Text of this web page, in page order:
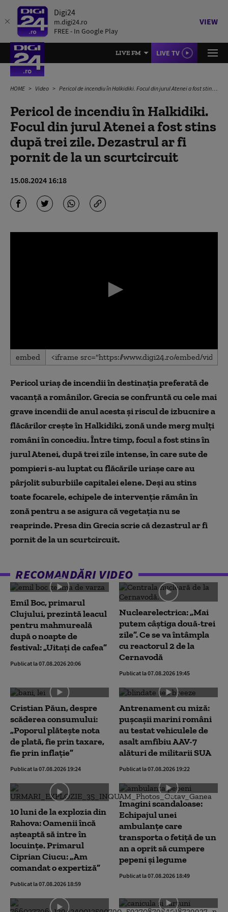
Digi24
m.digi24.ro
FREE - In Google Play
VIEW
LIVE FM LIVE TV
HOME Video Pericol de incendiu în Halkidiki. Focul din jurul Atenei a fost stins după trei zile. Dezastrul ar fi pornit de la un scurtcircuit
Pericol de incendiu în Halkidiki.
Focul din jurul Atenei a fost stins
după trei zile. Dezastrul ar fi
pornit de la un scurtcircuit
15.08.2024 16:18
0
seconds
seconds
embed
Pericol uriaș de incendii în destinația preferată de
vacanță a românilor. Grecia se confruntă cu cele mai
grave incendii de anul acesta și riscul de izbucnire a
flăcărilor crește în Halkidiki, zonă unde merg mulți
români în concediu. Între timp, focul a fost stins în
jurul Atenei, după trei zile intense, în care sute de
pompieri s-au luptat cu flăcările uriașe care au
pârjolit suburbiile capitalei elene. Deși au stins
toate focarele, echipele de intervenție rămân în
zonă pentru a se asigura că vegetația nu se
reaprinde. Presa din Grecia scrie că dezastrul ar fi
pornit de la un scurtcircuit.
RECOMANDĂRI VIDEO
Emil Boc, primarul
Clujului, prezintă leacul
pentru mahmureală
după o noapte de
festival: „Uitați de cafea”
Publicat la 07.08.2026 20:06
Nuclearelectrica: „Mai
putem câștiga două-trei
zile”. Ce se va întâmpla
cu reactorul 2 de la
Cernavodă
Publicat la 07.08.2026 19:45
Cristian Păun, despre
scăderea consumului:
„Poporul plătește nota
de plată, fie prin taxare,
fie prin inflație”
Publicat la 07.08.2026 19:24
Antrenament cu miză:
pușcașii marini români
au testat vehiculele de
asalt amfibiu AAV-7
alături de militarii SUA
Publicat la 07.08.2026 19:22
10 luni de la explozia din
Rahova: Oamenii încă
așteaptă să intre în
locuințe. Primarul
Ciprian Ciucu: „Am
comandat o expertiză”
Publicat la 07.08.2026 18:59
Imagini scandaloase:
Echipajul unei
ambulanțe care
transporta o fetiță de un
an a oprit să cumpere
pepeni și legume
Publicat la 07.08.2026 18:49